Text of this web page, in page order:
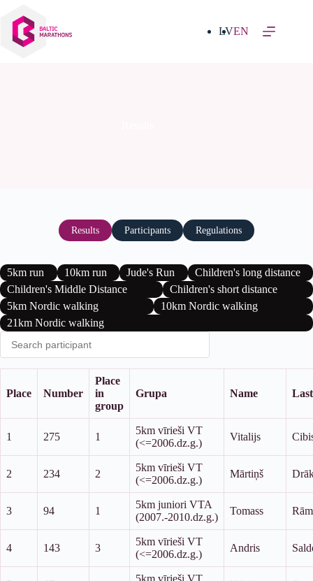
content
LVEN
Results Participants Regulations
5km run 10km run Jude's Run
Children's long distance
Children's Middle Distance
Children's short distance
5km Nordic walking
10km Nordic walking
21km Nordic walking
Place Number
Place
in
group
Grupa Name
1 275 1
5km vīrieši VT
(<=2006.dz.g.)
Vitalijs
2 234 2
5km vīrieši VT
(<=2006.dz.g.)
Mārtiņš
3 94 1
5km juniori VTA
(2007.-2010.dz.g.)
Tomass
4 143 3
5km vīrieši VT
(<=2006.dz.g.)
Andris
5km vīrieši VT